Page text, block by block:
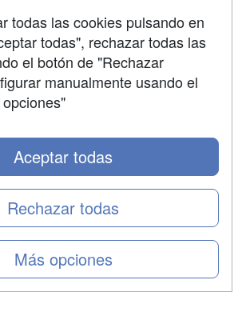
todas las cookies pulsando en
todas", rechazar todas las
el botón de "Rechazar
manualmente usando el
Más opciones
Rechazar todas
Aceptar todas